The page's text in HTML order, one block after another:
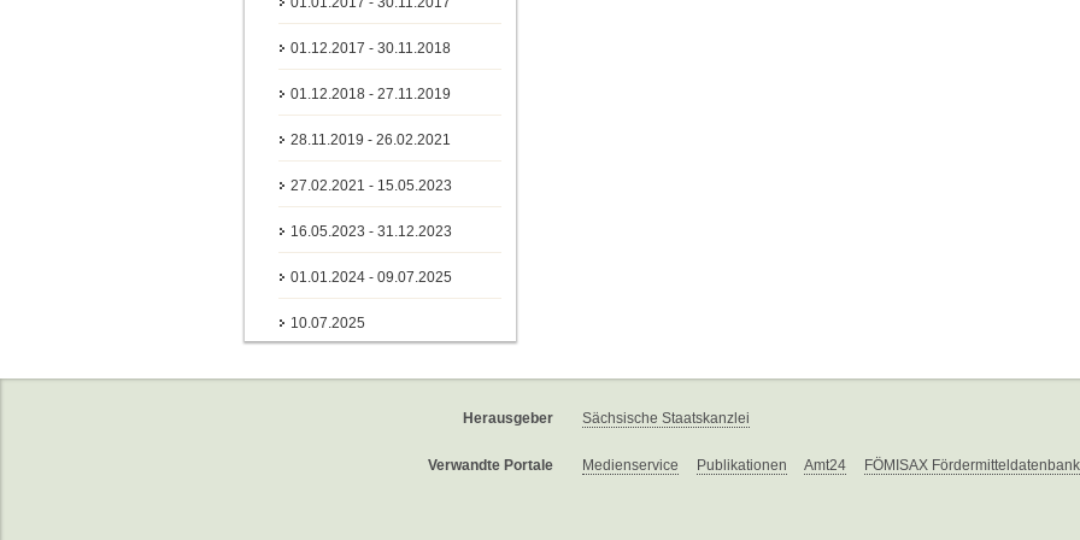
01.12.2017 - 30.11.2018
01.12.2018 - 27.11.2019
28.11.2019 - 26.02.2021
27.02.2021 - 15.05.2023
16.05.2023 - 31.12.2023
01.01.2024 - 09.07.2025
10.07.2025
Herausgeber Sächsische Staatskanzlei
Verwandte Portale Medienservice Publikationen Amt24 FÖMISAX Fördermitteldatenbank